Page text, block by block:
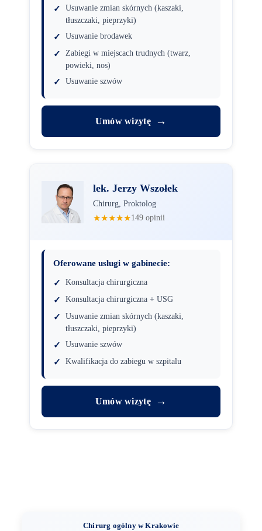
Usuwanie zmian skórnych (kaszaki,
tłuszczaki, pieprzyki)
Usuwanie brodawek
Zabiegi w miejscach trudnych (twarz,
powieki, nos)
Usuwanie szwów
Umów wizytę →
lek. Jerzy Wszołek
Chirurg, Proktolog
★★★★★149 opinii
Oferowane usługi w gabinecie:
Konsultacja chirurgiczna
Konsultacja chirurgiczna + USG
Usuwanie zmian skórnych (kaszaki,
tłuszczaki, pieprzyki)
Usuwanie szwów
Kwalifikacja do zabiegu w szpitalu
Umów wizytę →
Chirurg ogólny w Krakowie